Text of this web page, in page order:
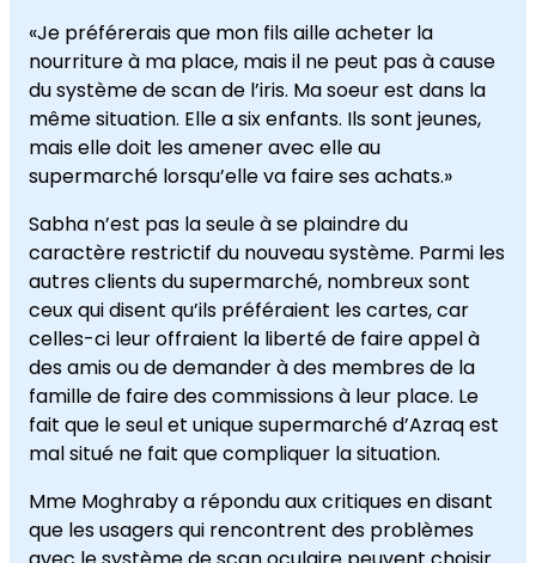
«Je préférerais que mon fils aille acheter la
nourriture à ma place, mais il ne peut pas à cause
du système de scan de l’iris. Ma soeur est dans la
même situation. Elle a six enfants. Ils sont jeunes,
mais elle doit les amener avec elle au
supermarché lorsqu’elle va faire ses achats.»
Sabha n’est pas la seule à se plaindre du
caractère restrictif du nouveau système. Parmi les
autres clients du supermarché, nombreux sont
ceux qui disent qu’ils préféraient les cartes, car
celles-ci leur offraient la liberté de faire appel à
des amis ou de demander à des membres de la
famille de faire des commissions à leur place. Le
fait que le seul et unique supermarché d’Azraq est
mal situé ne fait que compliquer la situation.
Mme Moghraby a répondu aux critiques en disant
que les usagers qui rencontrent des problèmes